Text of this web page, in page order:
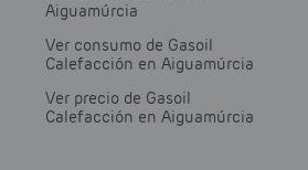
Aiguamúrcia
Ver consumo de Gasoil
Calefacción en Aiguamúrcia
Ver precio de Gasoil
Calefacción en Aiguamúrcia